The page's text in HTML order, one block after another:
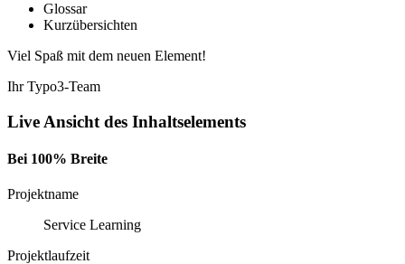
Glossar
Kurzübersichten
Viel Spaß mit dem neuen Element!
Ihr Typo3-Team
Live Ansicht des Inhaltselements
Bei 100% Breite
Projektname
Service Learning
Projektlaufzeit